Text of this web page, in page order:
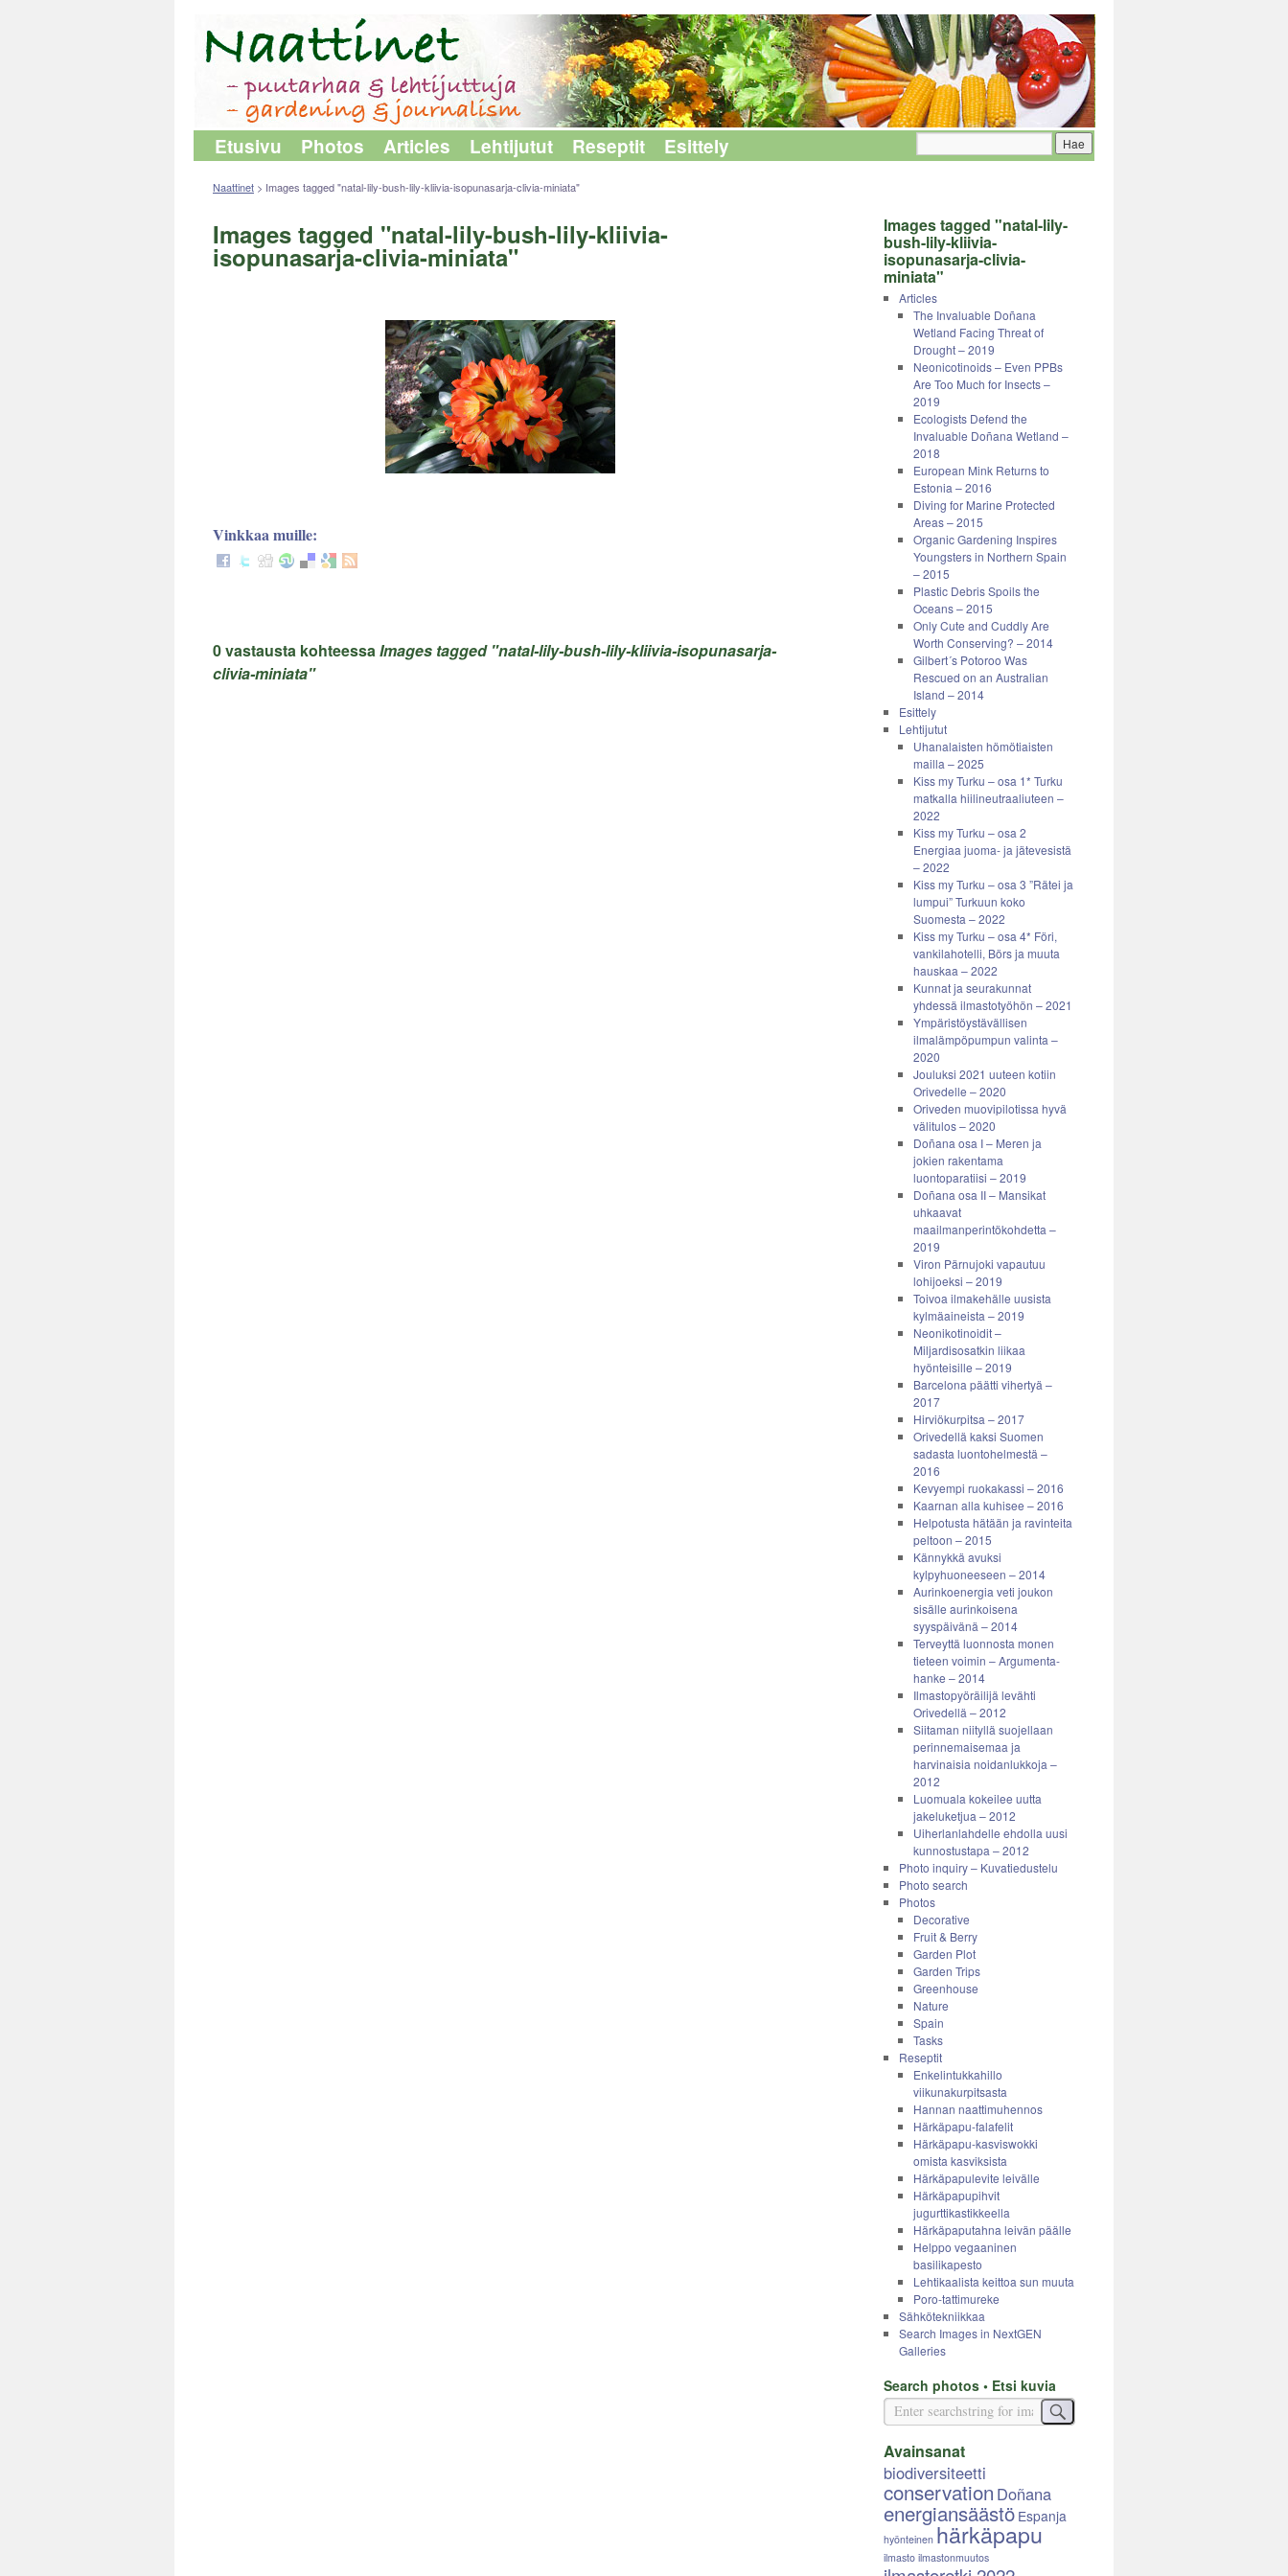
Etusivu Photos Articles Lehtijutut Reseptit Esittely
Naattinet > Images tagged "natal-lily-bush-lily-kliivia-isopunasarja-clivia-miniata"
Images tagged "natal-lily-bush-lily-kliivia-
isopunasarja-clivia-miniata"
Vinkkaa muille:
0 vastausta kohteessaImages tagged "natal-lily-bush-lily-kliivia-isopunasarja-
clivia-miniata"
Images tagged "natal-lily-
bush-lily-kliivia-
isopunasarja-clivia-
miniata"
Articles
The Invaluable Doñana
Wetland Facing Threat of
Drought – 2019
Neonicotinoids – Even PPBs
Are Too Much for Insects –
2019
Ecologists Defend the
Invaluable Doñana Wetland –
2018
European Mink Returns to
Estonia – 2016
Diving for Marine Protected
Areas – 2015
Organic Gardening Inspires
Youngsters in Northern Spain
– 2015
Plastic Debris Spoils the
Oceans – 2015
Only Cute and Cuddly Are
Worth Conserving? – 2014
Gilbert´s Potoroo Was
Rescued on an Australian
Island – 2014
Esittely
Lehtijutut
Uhanalaisten hömötiaisten
mailla – 2025
Kiss my Turku – osa 1* Turku
matkalla hiilineutraaliuteen –
2022
Kiss my Turku – osa 2
Energiaa juoma- ja jätevesistä
– 2022
Kiss my Turku – osa 3 ”Rätei ja
lumpui” Turkuun koko
Suomesta – 2022
Kiss my Turku – osa 4* Föri,
vankilahotelli, Börs ja muuta
hauskaa – 2022
Kunnat ja seurakunnat
yhdessä ilmastotyöhön – 2021
Ympäristöystävällisen
ilmalämpöpumpun valinta –
2020
Jouluksi 2021 uuteen kotiin
Orivedelle – 2020
Oriveden muovipilotissa hyvä
välitulos – 2020
Doñana osa I – Meren ja
jokien rakentama
luontoparatiisi – 2019
Doñana osa II – Mansikat
uhkaavat
maailmanperintökohdetta –
2019
Viron Pärnujoki vapautuu
lohijoeksi – 2019
Toivoa ilmakehälle uusista
kylmäaineista – 2019
Neonikotinoidit –
Miljardisosatkin liikaa
hyönteisille – 2019
Barcelona päätti vihertyä –
2017
Hirviökurpitsa – 2017
Orivedellä kaksi Suomen
sadasta luontohelmestä –
2016
Kevyempi ruokakassi – 2016
Kaarnan alla kuhisee – 2016
Helpotusta hätään ja ravinteita
peltoon – 2015
Kännykkä avuksi
kylpyhuoneeseen – 2014
Aurinkoenergia veti joukon
sisälle aurinkoisena
syyspäivänä – 2014
Terveyttä luonnosta monen
tieteen voimin – Argumenta-
hanke – 2014
Ilmastopyöräilijä levähti
Orivedellä – 2012
Siitaman niityllä suojellaan
perinnemaisemaa ja
harvinaisia noidanlukkoja –
2012
Luomuala kokeilee uutta
jakeluketjua – 2012
Uiherlanlahdelle ehdolla uusi
kunnostustapa – 2012
Photo inquiry – Kuvatiedustelu
Photo search
Photos
Decorative
Fruit & Berry
Garden Plot
Garden Trips
Greenhouse
Nature
Spain
Tasks
Reseptit
Enkelintukkahillo
viikunakurpitsasta
Hannan naattimuhennos
Härkäpapu-falafelit
Härkäpapu-kasviswokki
omista kasviksista
Härkäpapulevite leivälle
Härkäpapupihvit
jugurttikastikkeella
Härkäpaputahna leivän päälle
Helppo vegaaninen
basilikapesto
Lehtikaalista keittoa sun muuta
Poro-tattimureke
Sähkötekniikkaa
Search Images in NextGEN
Galleries
Search photos • Etsi kuvia
Avainsanat
biodiversiteetti
conservation Doñana
energiansäästö Espanja
hyönteinen härkäpapu
ilmasto ilmastonmuutos